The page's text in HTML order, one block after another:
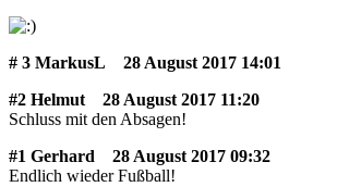
# 3 MarkusL
28 August 2017 14:01
#2 Helmut
28 August 2017 11:20
Schluss mit den Absagen!
#1 Gerhard
28 August 2017 09:32
Endlich wieder Fußball!